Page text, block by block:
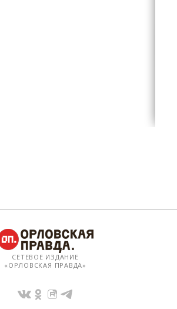
СЕТЕВОЕ ИЗДАНИЕ
«ОРЛОВСКАЯ ПРАВДА»